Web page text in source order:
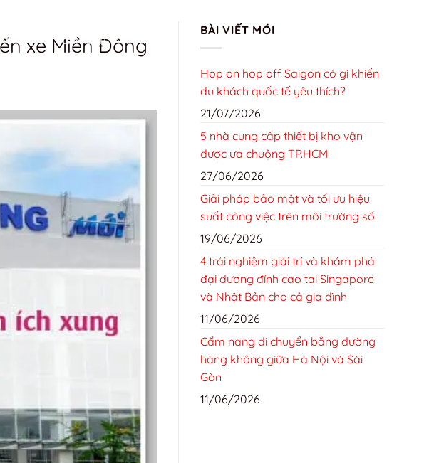
SẠN LÀM ĐẸP TIN TỨC
xe Miền Đông
BÀI VIẾT MỚI
Hop on hop off Saigon có gì khiến
du khách quốc tế yêu thích?
21/07/2026
5 nhà cung cấp thiết bị kho vận
được ưa chuộng TP.HCM
27/06/2026
Giải pháp bảo mật và tối ưu hiệu
suất công việc trên môi trường số
19/06/2026
4 trải nghiệm giải trí và khám phá
đại dương đỉnh cao tại Singapore
và Nhật Bản cho cả gia đình
11/06/2026
Cẩm nang di chuyển bằng đường
hàng không giữa Hà Nội và Sài
Gòn
11/06/2026